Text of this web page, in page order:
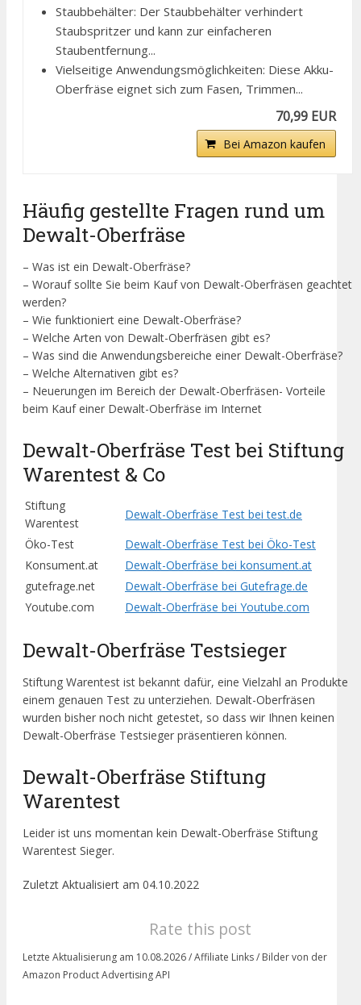
Staubbehälter: Der Staubbehälter verhindert
Staubspritzer und kann zur einfacheren
Staubentfernung...
Vielseitige Anwendungsmöglichkeiten: Diese Akku-
Oberfräse eignet sich zum Fasen, Trimmen...
70,99 EUR
Bei Amazon kaufen
Häufig gestellte Fragen rund um
Dewalt-Oberfräse
– Was ist ein Dewalt-Oberfräse?
– Worauf sollte Sie beim Kauf von Dewalt-Oberfräsen geachtet
werden?
– Wie funktioniert eine Dewalt-Oberfräse?
– Welche Arten von Dewalt-Oberfräsen gibt es?
– Was sind die Anwendungsbereiche einer Dewalt-Oberfräse?
– Welche Alternativen gibt es?
– Neuerungen im Bereich der Dewalt-Oberfräsen- Vorteile
beim Kauf einer Dewalt-Oberfräse im Internet
Dewalt-Oberfräse Test bei Stiftung
Warentest & Co
Stiftung
Warentest
Dewalt-Oberfräse Test bei test.de
Öko-Test
Dewalt-Oberfräse Test bei Öko-Test
Konsument.at
Dewalt-Oberfräse bei konsument.at
gutefrage.net
Dewalt-Oberfräse bei Gutefrage.de
Youtube.com
Dewalt-Oberfräse bei Youtube.com
Dewalt-Oberfräse Testsieger
Stiftung Warentest ist bekannt dafür, eine Vielzahl an Produkte
einem genauen Test zu unterziehen. Dewalt-Oberfräsen
wurden bisher noch nicht getestet, so dass wir Ihnen keinen
Dewalt-Oberfräse Testsieger präsentieren können.
Dewalt-Oberfräse Stiftung
Warentest
Leider ist uns momentan kein Dewalt-Oberfräse Stiftung
Warentest Sieger.
Zuletzt Aktualisiert am 04.10.2022
Rate this post
Letzte Aktualisierung am 10.08.2026 / Affiliate Links / Bilder von der
Amazon Product Advertising API